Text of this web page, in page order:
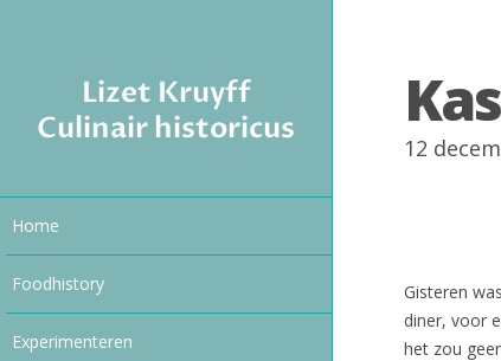
Lizet Kruyff
Culinair historicus
Home
Foodhistory
Experimenteren
12
Gisteren
diner, voor
het zou